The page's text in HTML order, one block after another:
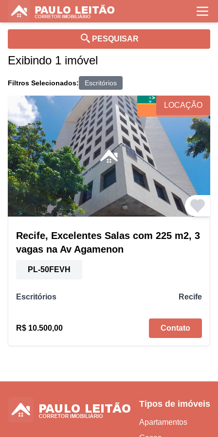
PESQUISAR
Exibindo 1 imóvel
Filtros Selecionados: Escritórios
LOCAÇÃO
Recife, Excelentes Salas com 225 m2, 3
vagas na Av Agamenon
PL-50FEVH
Escritórios Recife
R$ 10.500,00 Contato
Tipos de imóveis
Apartamentos